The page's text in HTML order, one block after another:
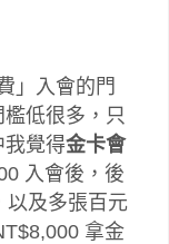
」入會的門
低很多，只
我覺得金卡會
入會後，後
以及多張百元
拿金